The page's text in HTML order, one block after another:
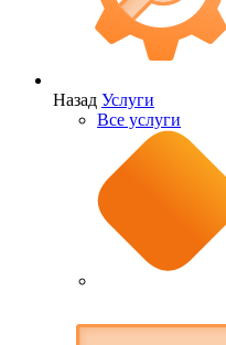
Назад Услуги
Все услуги